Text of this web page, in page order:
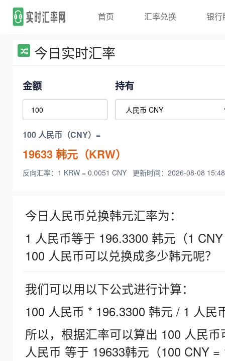
首页 汇率兑换 银行
今日实时汇率
金额 持有
100 人民币（CNY）=
19633韩元（KRW）
反向汇率：1 KRW = 0.0051 CNY 更新时间：2026-08-08
今日人民币兑换韩元汇率为：
1 人民币等于 196.3300 韩元（1
100 人民币可以兑换成多少韩元呢？
我们可以用以下公式进行计算：
100 人民币 * 196.3300 韩元 / 1 人民
所以，根据汇率可以算出 100 人民
人民币 等于 19633韩元（100 CNY =